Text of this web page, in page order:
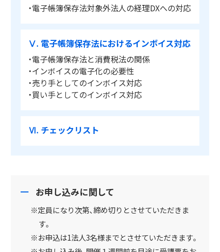
・電子帳簿保存法対象外法人の経理DXへの対応
Ⅴ. 電子帳簿保存法におけるインボイス対応
・電子帳簿保存法と消費税法の関係
・インボイスの電子化の必要性
・売り手としてのインボイス対応
・買い手としてのインボイス対応
Ⅵ. チェックリスト
お申し込みに関して
※定員になり次第、締め切りとさせていただきま
す。
※お申込は1法人3名様までとさせていただきます。